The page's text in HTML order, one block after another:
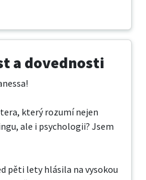
a dovednosti
který rozumí nejen
ale i psychologii? Jsem
pěti lety hlásila na vysokou